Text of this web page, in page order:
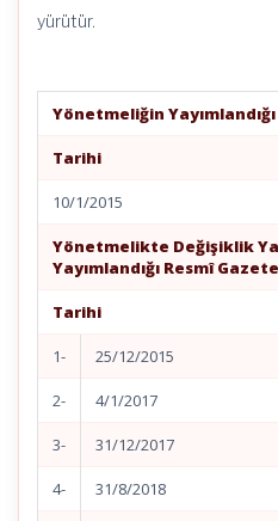
yürütür.
Yönetmeliğin
Tarihi
10/1/2015
Yönetmelikte Değişiklik
Yayımlandığı Resmî
Tarihi
1- 25/12/2015
2- 4/1/2017
3- 31/12/2017
4- 31/8/2018